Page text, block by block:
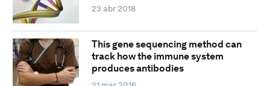
23 abr 2018
This gene sequencing method can
track how the immune system
produces antibodies